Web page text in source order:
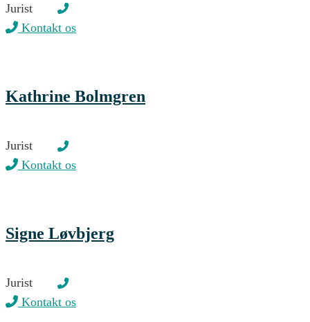
Jurist
Kontakt os
Kathrine Bolmgren
Jurist
Kontakt os
Signe Løvbjerg
Jurist
Kontakt os